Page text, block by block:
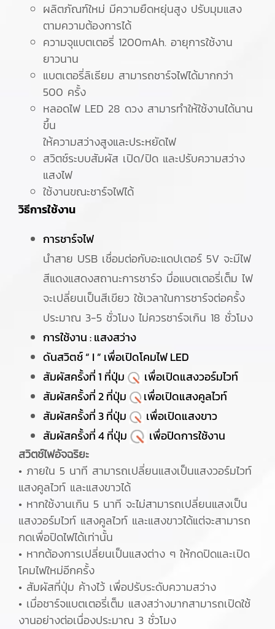
ผลิตภัณฑ์ใหม่ มีความยืดหยุ่นสูง ปรับมุมแสง
ตามความต้องการได้
ความจุแบตเตอรี่ 1200mAh. อายุการใช้งาน
ยาวนาน
แบตเตอรี่ลิเธียม สามารถชาร์จไฟได้มากกว่า
500 ครั้ง
หลอดไฟ LED 28 ดวง สามารทำให้ใช้งานได้นาน
ขึ้น
ให้ความสว่างสูงและประหยัดไฟ
สวิตช์ระบบสัมผัส เปิด/ปิด และปรับความสว่าง
แสงไฟ
ใช้งานขณะชาร์จไฟได้
วิธีการใช้งาน
การชาร์จไฟ
นำสาย USB เชื่อมต่อกับอะแดปเตอร์ 5V จะมีไฟ
สีแดงแสดงสถานะการชาร์จ มื่อแบตเตอรี่เต็ม ไฟ
จะเปลี่ยนเป็นสีเขียว ใช้เวลาในการชาร์จต่อครั้ง
ประมาณ 3-5 ชั่วโมง ไม่ควรชาร์จเกิน 18 ชั่วโมง
การใช้งาน : แสงสว่าง
ดันสวิตช์ “ I ” เพื่อเปิดโคมไฟ LED
สัมผัสครั้งที่ 1 ที่ปุ่ม
เพื่อเปิดแสงวอร์มไวท์
สัมผัสครั้งที่ 2 ที่ปุ่ม
เพื่อเปิดแสงคูลไวท์
สัมผัสครั้งที่ 3 ที่ปุ่ม
เพื่อเปิดแสงขาว
สัมผัสครั้งที่ 4 ที่ปุ่ม
เพื่อปิดการใช้งาน
สวิตช์ไฟอัจฉริยะ
• ภายใน 5 นาที สามารถเปลี่ยนแสงเป็นแสงวอร์มไวท์
แสงคูลไวท์ และแสงขาวได้
• หากใช้งานเกิน 5 นาที จะไม่สามารถเปลี่ยนแสงเป็น
แสงวอร์มไวท์ แสงคูลไวท์ และแสงขาวได้แต่จะสามารถ
กดเพื่อปิดไฟได้เท่านั้น
• หากต้องการเปลี่ยนเป็นแสงต่าง ๆ ให้กดปิดและเปิด
โคมไฟใหม่อีกครั้ง
• สัมผัสที่ปุ่ม ค้างไว้ เพื่อปรับระดับความสว่าง
• เมื่อชาร์จแบตเตอรี่เต็ม แสงสว่างมากสามารถเปิดใช้
งานอย่างต่อเนื่องประมาณ 3 ชั่วโมง